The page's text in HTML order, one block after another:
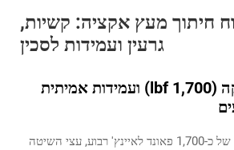
חיתוך מעץ אקציה: קשיות,
גרעין ועמידות לסכין
דירוג קשיות ג'אנקה (1,700 lbf) ועמידות אמיתית
עם דירוג קשיות ג'אנקה של כ-1,700 פאונד לאיינץ' רבוע, עצי השיטה